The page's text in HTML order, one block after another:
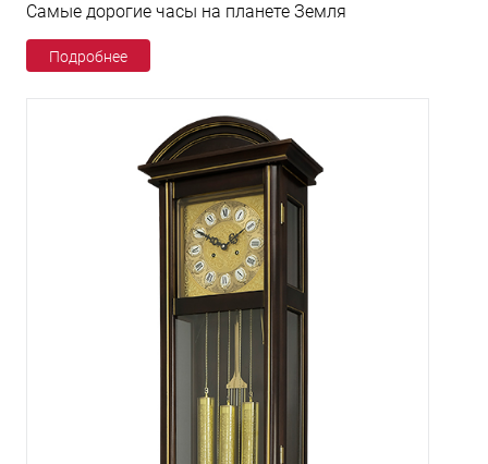
Самые дорогие часы на планете Земля
Подробнее